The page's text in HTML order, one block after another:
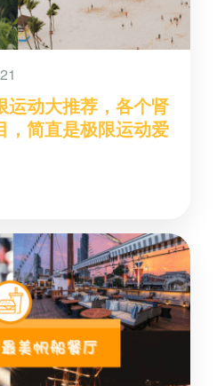
运动大推荐，各个肾
，简直是极限运动爱